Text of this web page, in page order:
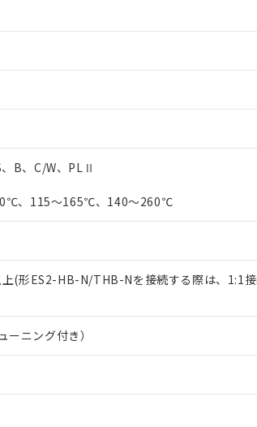
B、C/W、PLⅡ
、115～165℃、140～260℃
(形ES2-HB-N/THB-Nを接続する際は、1:1
ニング付き）